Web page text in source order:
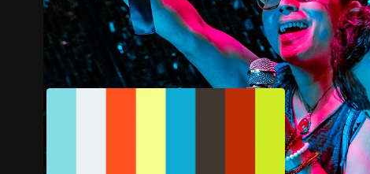
預告 劇照 推薦影片 劇情介紹